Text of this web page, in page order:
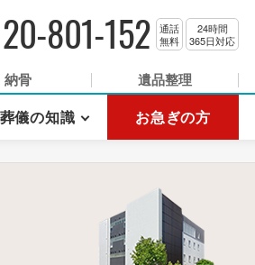
801-152
通話
無料
24時間
365日対応
納骨 遺品整理
葬儀の知識 お急ぎの方